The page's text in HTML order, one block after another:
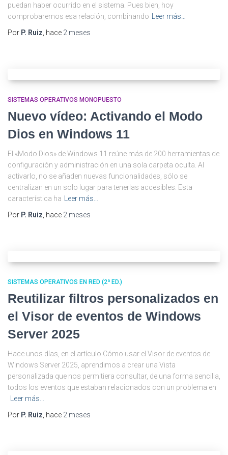
puedan haber ocurrido en el sistema. Pues bien, hoy
comprobaremos esa relación, combinando
Leer más…
Por P. Ruiz , hace 2 meses
SISTEMAS OPERATIVOS MONOPUESTO
Nuevo vídeo: Activando el Modo
Dios en Windows 11
El «Modo Dios» de Windows 11 reúne más de 200 herramientas de
configuración y administración en una sola carpeta oculta. Al
activarlo, no se añaden nuevas funcionalidades, sólo se
centralizan en un solo lugar para tenerlas accesibles. Esta
característica ha
Leer más…
Por P. Ruiz , hace 2 meses
SISTEMAS OPERATIVOS EN RED (2ª ED.)
Reutilizar filtros personalizados en
el Visor de eventos de Windows
Server 2025
Hace unos días, en el artículo Cómo usar el Visor de eventos de
Windows Server 2025, aprendimos a crear una Vista
personalizada que nos permitiera consultar, de una forma sencilla,
todos los eventos que estaban relacionados con un problema en
Leer más…
Por P. Ruiz , hace 2 meses